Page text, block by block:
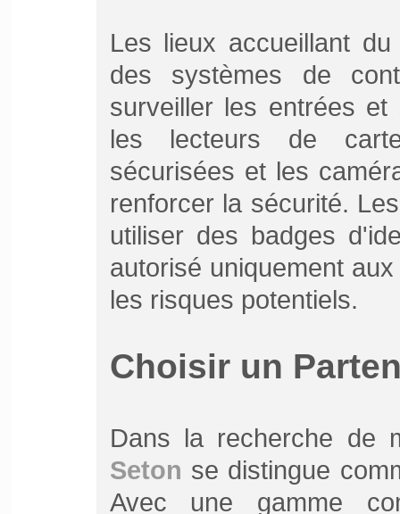
Les lieux accueillant
des systèmes de
surveiller les entrées
les lecteurs de
sécurisées et les
renforcer la sécurité.
utiliser des badges
autorisé uniquement
les risques potentiels.
Choisir un
Dans la recherche de
Seton se distingue
Avec une gamme